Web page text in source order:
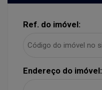
Ref. do imóvel:
Endereço do imóvel: